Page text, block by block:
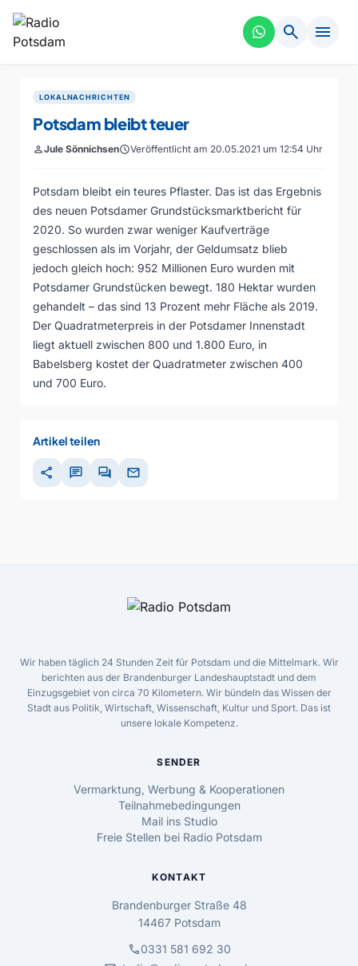
search menu
LOKALNACHRICHTEN
Potsdam bleibt teuer
personJule SönnichsenscheduleVeröffentlicht am 20.05.2021 um 12:54 Uhr
Potsdam bleibt ein teures Pflaster. Das ist das Ergebnis
des neuen Potsdamer Grundstücksmarktbericht für
2020. So wurden zwar weniger Kaufverträge
geschlossen als im Vorjahr, der Geldumsatz blieb
jedoch gleich hoch: 952 Millionen Euro wurden mit
Potsdamer Grundstücken bewegt. 180 Hektar wurden
gehandelt – das sind 13 Prozent mehr Fläche als 2019.
Der Quadratmeterpreis in der Potsdamer Innenstadt
liegt aktuell zwischen 800 und 1.800 Euro, in
Babelsberg kostet der Quadratmeter zwischen 400
und 700 Euro.
Artikel teilen
share chat forum mail
Wir haben täglich 24 Stunden Zeit für Potsdam und die Mittelmark. Wir
berichten aus der Brandenburger Landeshauptstadt und dem
Einzugsgebiet von circa 70 Kilometern. Wir bündeln das Wissen der
Stadt aus Politik, Wirtschaft, Wissenschaft, Kultur und Sport. Das ist
unsere lokale Kompetenz.
SENDER
Vermarktung, Werbung & Kooperationen
Teilnahmebedingungen
Mail ins Studio
Freie Stellen bei Radio Potsdam
KONTAKT
Brandenburger Straße 48
14467 Potsdam
call0331 581 692 30